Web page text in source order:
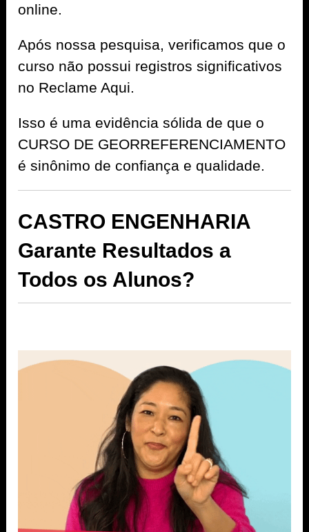
online.
Após nossa pesquisa, verificamos que o
curso não possui registros significativos
no Reclame Aqui.
Isso é uma evidência sólida de que o
CURSO DE GEORREFERENCIAMENTO
é sinônimo de confiança e qualidade.
CASTRO ENGENHARIA
Garante Resultados a
Todos os Alunos?